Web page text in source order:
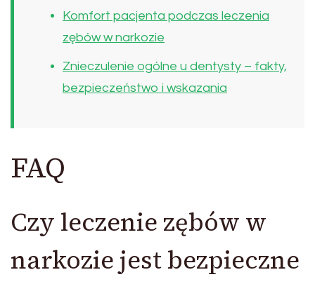
Komfort pacjenta podczas leczenia
zębów w narkozie
Znieczulenie ogólne u dentysty – fakty,
bezpieczeństwo i wskazania
FAQ
Czy leczenie zębów w
narkozie jest bezpieczne